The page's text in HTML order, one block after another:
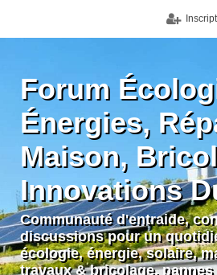
Forum
Énergies,
Maison,
Innovations
Communauté d'entraide,
discussions pour un
écologie, énergie, solaire,
travaux & bricolage,